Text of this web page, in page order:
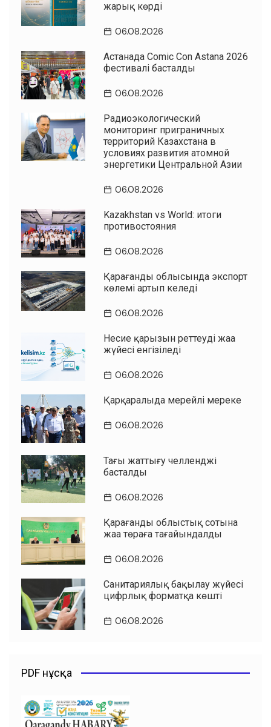
жарық көрді
06.08.2026
Астанада Comic Con Astana 2026
фестивалі басталды
06.08.2026
Радиоэкологический
мониторинг приграничных
территорий Казахстана в
условиях развития атомной
энергетики Центральной Азии
06.08.2026
Kazakhstan vs World: итоги
противостояния
06.08.2026
Қарағанды облысында экспорт
көлемі артып келеді
06.08.2026
Несие қарызын реттеудің жаңа
жүйесі енгізіледі
06.08.2026
Қарқаралыда мерейлі мереке
06.08.2026
Таңғы жаттығу челленджі
басталды
06.08.2026
Қарағанды облыстық сотына
жаңа төраға тағайындалды
06.08.2026
Санитариялық бақылау жүйесі
цифрлық форматқа көшті
06.08.2026
PDF нұсқа